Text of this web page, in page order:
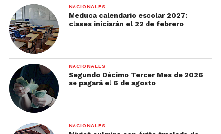
NACIONALES
Meduca calendario escolar 2027:
clases iniciarán el 22 de febrero
NACIONALES
Segundo Décimo Tercer Mes de 2026
se pagará el 6 de agosto
NACIONALES